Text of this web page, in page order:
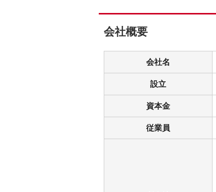
会社概要
会社名
設立
資本金
従業員